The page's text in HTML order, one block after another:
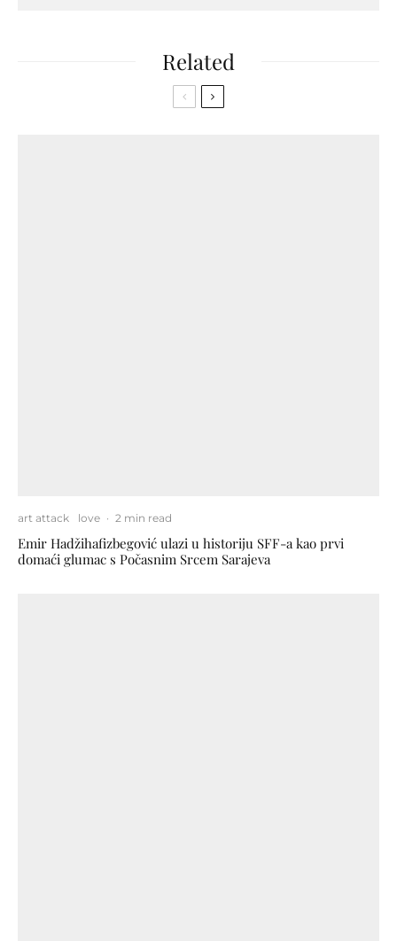
Related
art attack love · 2 min read
Emir Hadžihafizbegović ulazi u historiju SFF-a kao prvi
domaći glumac s Počasnim Srcem Sarajeva